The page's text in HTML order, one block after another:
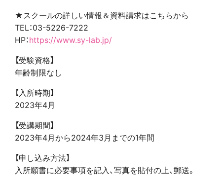
★スクールの詳しい情報＆資料請求はこちらから
TEL：03-5226-7222
HP：https://www.sy-lab.jp/
【受験資格】
年齢制限なし
【入所時期】
2023年4月
【受講期間】
2023年4月から2024年3月までの1年間
【申し込み方法】
入所願書に必要事項を記入、写真を貼付の上、郵送。